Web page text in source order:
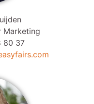
Marketing
80 37